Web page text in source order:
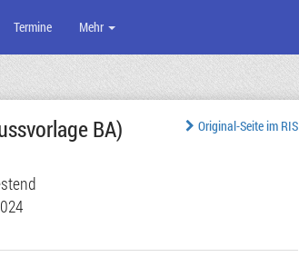
Termine Mehr
Original-Seite im RIS
BA)